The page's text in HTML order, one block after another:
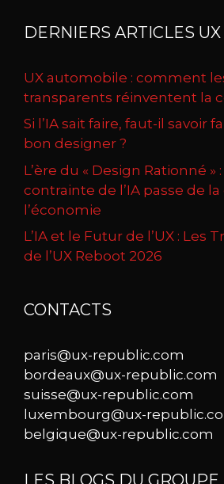
DERNIERS ARTICLES UX
UX automobile : comment
transparents réinventent la
Si l’IA sait faire, faut-il savoir
bon designer ?
L’ère du « Design Rationné »
contrainte de l’IA passe de la
l’économie
L’IA et le Futur de l’UX : Les
de l’UX Reboot 2026
CONTACTS
paris@ux-republic.com
bordeaux@ux-republic.com
suisse@ux-republic.com
luxembourg@ux-
belgique@ux-republic.com